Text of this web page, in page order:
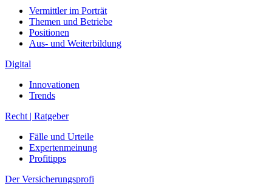
Vermittler im Porträt
Themen und Betriebe
Positionen
Aus- und Weiterbildung
Digital
Innovationen
Trends
Recht | Ratgeber
Fälle und Urteile
Expertenmeinung
Profitipps
Der Versicherungsprofi